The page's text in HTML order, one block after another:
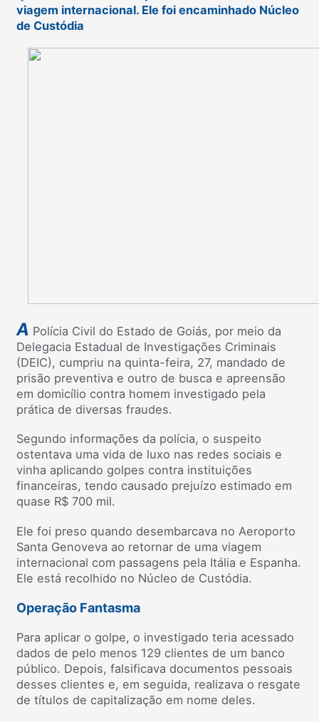
viagem internacional. Ele foi encaminhado Núcleo
de Custódia
A Polícia Civil do Estado de Goiás, por meio da
Delegacia Estadual de Investigações Criminais
(DEIC), cumpriu na quinta-feira, 27, mandado de
prisão preventiva e outro de busca e apreensão
em domicílio contra homem investigado pela
prática de diversas fraudes.
Segundo informações da polícia, o suspeito
ostentava uma vida de luxo nas redes sociais e
vinha aplicando golpes contra instituições
financeiras, tendo causado prejuízo estimado em
quase R$ 700 mil.
Ele foi preso quando desembarcava no Aeroporto
Santa Genoveva ao retornar de uma viagem
internacional com passagens pela Itália e Espanha.
Ele está recolhido no Núcleo de Custódia.
Operação Fantasma
Para aplicar o golpe, o investigado teria acessado
dados de pelo menos 129 clientes de um banco
público. Depois, falsificava documentos pessoais
desses clientes e, em seguida, realizava o resgate
de títulos de capitalização em nome deles.